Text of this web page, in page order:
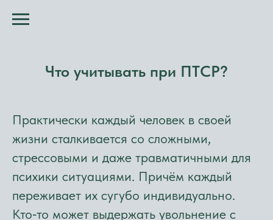
Что учитывать при ПТСР?
Практически каждый человек в своей
жизни сталкивается со сложными,
стрессовыми и даже травматичными для
психики ситуациями. Причём каждый
переживает их сугубо индивидуально.
Кто‑то может выдержать увольнение с